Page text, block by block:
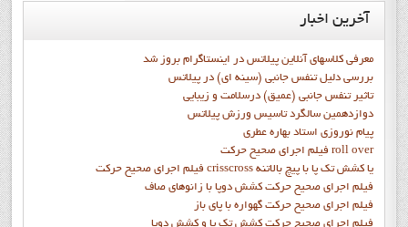
آخرین اخبار
معرفی کلاسهای آنلاین پیلاتس در اینستاگرام بروز شد
بررسی دلیل تنفس جانبی (سینه ای) در پیلاتس
تاثیر تنفس جانبی (عمیق) درسلامت و زیبایی
دوازدهمين سالگرد تاسيس ورزش پيلاتس
پيام نوروزي استاد بهاره عطري
فيلم اجراي صحيح حرکت roll over
فيلم اجراي صحيح حركت crisscross يا كشش تك پا با پيچ بالاتنه
فيلم اجراي صحيح حرکت كشش دوپا با زانوهاي صاف
فيلم اجراي صحيح حرکت گهواره با پاي باز
فيلم اجراي صحيح حرکت کشش تک پا و کشش دوپا